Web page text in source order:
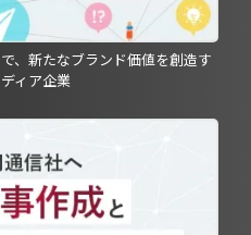
、新たなブランド価値を創造す
ィア企業